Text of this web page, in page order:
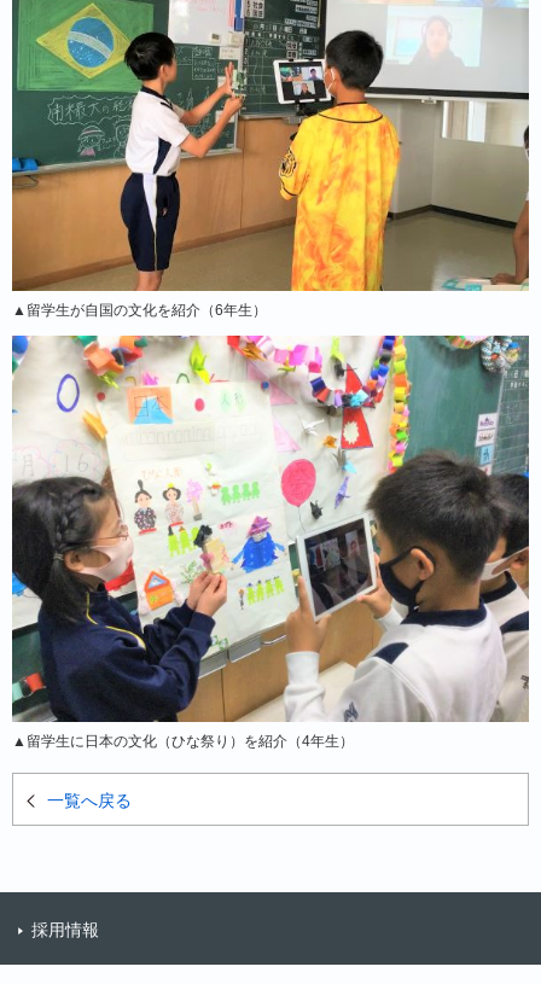
▲留学生が自国の文化を紹介（6年生）
▲留学生に日本の文化（ひな祭り）を紹介（4年生）
一覧へ戻る
採用情報